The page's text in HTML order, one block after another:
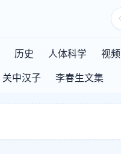
历史 人体科学 视频
关中汉子 李春生文集